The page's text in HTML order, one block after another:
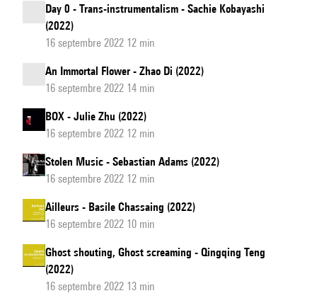
Day 0 - Trans-instrumentalism - Sachie Kobayashi
(2022)
16 septembre 2022 12 min
An Immortal Flower - Zhao Di (2022)
16 septembre 2022 14 min
BOX - Julie Zhu (2022)
16 septembre 2022 12 min
Stolen Music - Sebastian Adams (2022)
16 septembre 2022 12 min
Ailleurs - Basile Chassaing (2022)
16 septembre 2022 10 min
Ghost shouting, Ghost screaming - Qingqing Teng
(2022)
16 septembre 2022 13 min